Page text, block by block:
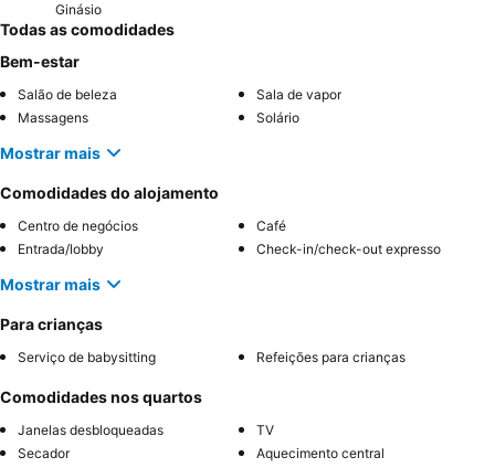
Ginásio
Todas as comodidades
Bem-estar
Salão de beleza
Sala de vapor
Massagens
Solário
Mostrar mais
Comodidades do alojamento
Centro de negócios
Café
Entrada/lobby
Check-in/check-out expresso
Mostrar mais
Para crianças
Serviço de babysitting Refeições para crianças
Comodidades nos quartos
Janelas desbloqueadas
TV
Secador
Aquecimento central